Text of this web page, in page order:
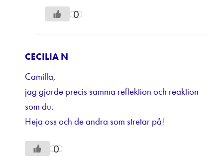
0
CECILIA N
Camilla,
jag gjorde precis samma reflektion och reaktion
som du.
Heja oss och de andra som stretar på!
0